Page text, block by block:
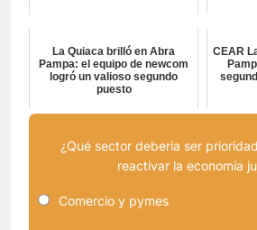
La Quiaca brilló en Abra
Pampa: el equipo de newcom
logró un valioso segundo
puesto
CEAR
¿Qué sector debería ser
reactivar la economía
Comercio y pymes